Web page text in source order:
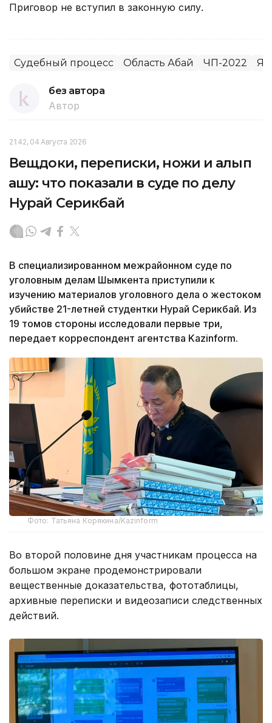
Приговор не вступил в законную силу.
Судебный процесс Область Абай ЧП-2022
без автора
Автор
21:42, 04 Августа 2026
Вещдоки, переписки, ножи и алып
қашу: что показали в суде по делу
Нурай Серикбай
В специализированном межрайонном суде по
уголовным делам Шымкента приступили к
изучению материалов уголовного дела о жестоком
убийстве 21-летней студентки Нурай Серикбай. Из
19 томов стороны исследовали первые три,
передает корреспондент агентства Kazinform.
Фото: Татьяна Корякина/Kazinform
Во второй половине дня участникам процесса на
большом экране продемонстрировали
вещественные доказательства, фототаблицы,
архивные переписки и видеозаписи следственных
действий.